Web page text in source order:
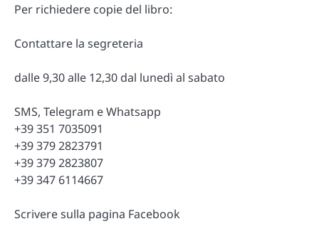
Per richiedere copie del libro:
Contattare la segreteria
dalle 9,30 alle 12,30 dal lunedì al sabato
SMS, Telegram e Whatsapp
+39 351 7035091
+39 379 2823791
+39 379 2823807
+39 347 6114667
Scrivere sulla pagina Facebook